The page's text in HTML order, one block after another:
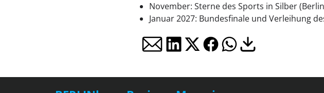
November: Sterne des Sports in Silber
Januar 2027: Bundesfinale und Verleihung